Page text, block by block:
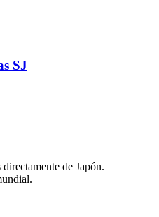
SJ
de Japón.